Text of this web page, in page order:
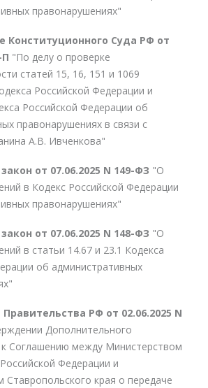
правонарушениях"
Конституционного Суда РФ от
П "По делу о проверке
статей 15, 16, 151 и 1069
Российской Федерации и
Российской Федерации об
правонарушениях в связи с
А.В. Ивченкова"
от 07.06.2025 N 149-ФЗ "О
в Кодекс Российской Федерации
правонарушениях"
от 07.06.2025 N 148-ФЗ "О
в статьи 14.67 и 23.1 Кодекса
об административных
РФ от 02.06.2025 N
Дополнительного
к Соглашению между Министерством
Федерации и
Ставропольского края о передаче